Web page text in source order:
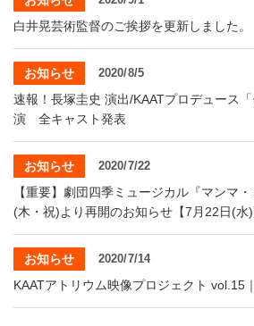
白井晃芸術監督のご挨拶を更新しました。
お知らせ 2020/8/5
速報！長塚圭史 演出/KAATプロデュース
演 全キャスト発表
お知らせ 2020/7/22
【重要】劇団四季ミュージカル『マンマ
(木・祝)より再開のお知らせ【7月22日(水)
お知らせ 2020/7/14
KAATアトリウム映像プロジェクト vol.15